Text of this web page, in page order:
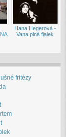
Hana Hegerová -
Vana plná fialek
fritézy